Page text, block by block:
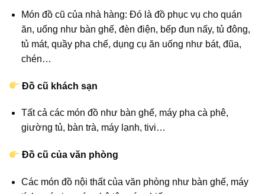
Món đồ cũ của nhà hàng: Đó là đồ phục vụ cho quán
ăn, uống như bàn ghế, đèn điện, bếp đun nấy, tủ đông,
tủ mát, quầy pha chế, dụng cụ ăn uống như bát, đũa,
chén…
Đồ cũ khách sạn
Tất cả các món đồ như bàn ghế, máy pha cà phê,
giường tủ, bàn trà, máy lạnh, tivi…
Đồ cũ của văn phòng
Các món đồ nội thất của văn phòng như bàn ghế, máy